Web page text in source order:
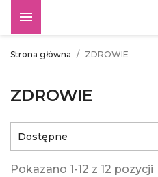

Strona główna ZDROWIE
ZDROWIE
Dostępne
Pokazano 1-12 z 12 pozycji